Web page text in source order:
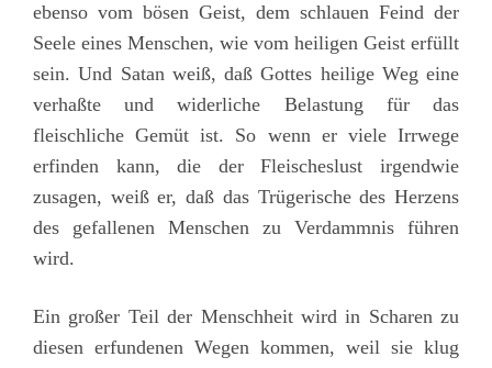
ebenso vom bösen Geist, dem schlauen Feind der
Seele eines Menschen, wie vom heiligen Geist erfüllt
sein. Und Satan weiß, daß Gottes heilige Weg eine
verhaßte und widerliche Belastung für das
fleischliche Gemüt ist. So wenn er viele Irrwege
erfinden kann, die der Fleischeslust irgendwie
zusagen, weiß er, daß das Trügerische des Herzens
des gefallenen Menschen zu Verdammnis führen
wird.
Ein großer Teil der Menschheit wird in Scharen zu
diesen erfundenen Wegen kommen, weil sie klug